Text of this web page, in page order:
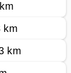
km
km